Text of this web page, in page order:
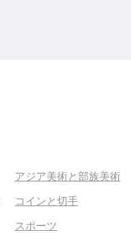
アジア美術と部族美術
コインと切手
スポーツ